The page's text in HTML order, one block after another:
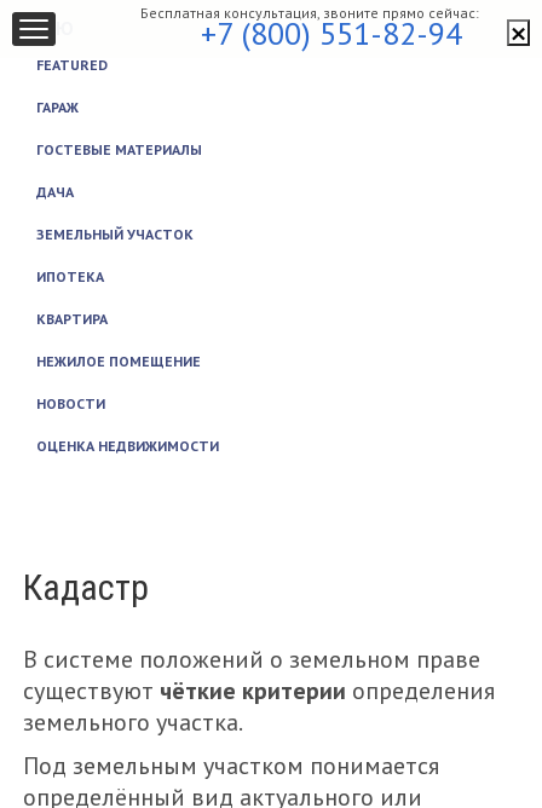
×
МЕНЮ
FEATURED
ГАРАЖ
ГОСТЕВЫЕ МАТЕРИАЛЫ
ДАЧА
ЗЕМЕЛЬНЫЙ УЧАСТОК
ИПОТЕКА
КВАРТИРА
НЕЖИЛОЕ ПОМЕЩЕНИЕ
НОВОСТИ
ОЦЕНКА НЕДВИЖИМОСТИ
Бесплатная консультация, звоните прямо сейчас:
+7 (800) 551-82-94
МЕНЮ
ГОСТЕВЫЕ МАТЕРИАЛЫ
ДАЧА
Кадастр
В системе положений о земельном праве
существуют чёткие критерии определения
земельного участка.
Под земельным участком понимается
определённый вид актуального или